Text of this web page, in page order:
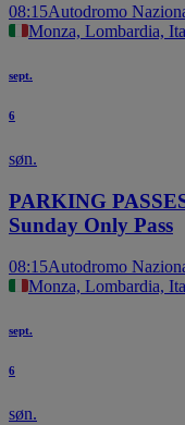
08:15Autodromo
Monza, Lombardia,
sept.
6
søn.
PARKING
Sunday Only Pass
08:15Autodromo
Monza, Lombardia,
sept.
6
søn.